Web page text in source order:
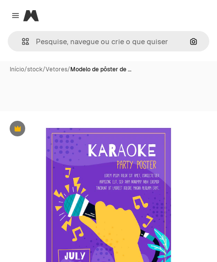
Close menu
Magnific
Início/stock/Vetores/Modelo de pôster de …
Premium